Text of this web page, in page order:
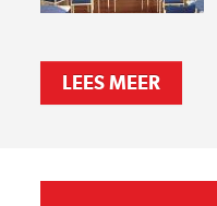
LEES MEER